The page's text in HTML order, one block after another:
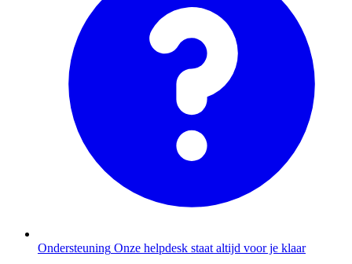
Ondersteuning Onze helpdesk staat altijd voor je klaar